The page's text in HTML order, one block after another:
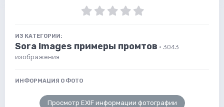
ИЗ КАТЕГОРИИ:
Sora Images примеры промтов · 3043
изображения
ИНФОРМАЦИЯ О ФОТО
Просмотр EXIF информации фотографии